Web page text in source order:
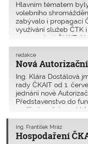
Hlavním tématem
volebního
zabývalo i propagací
využívání služeb ČTK
a prezentaci ČKAIT.
je od letošního roku
investiční odbory obcí
Nová
redakce
Ing. Klára Dostálová
rady ČKAIT od 1.
jednání nové
Představenstvo do
zvolilo Ing. Adama
místopředsedy Ing.
Autorizační radě je
Hospodaření
Ing. František Mráz